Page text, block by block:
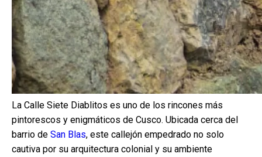
La Calle Siete Diablitos es uno de los rincones más
pintorescos y enigmáticos de Cusco. Ubicada cerca del
barrio de San Blas, este callejón empedrado no solo
cautiva por su arquitectura colonial y su ambiente